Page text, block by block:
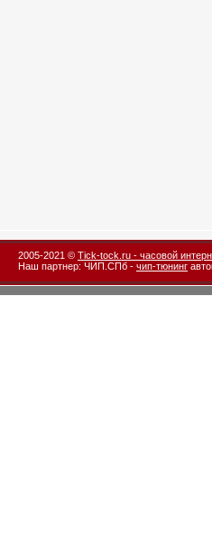
2005-2021 © Tick-tock.ru - часовой
Наш партнер: ЧИП.СПб - чип-тюнинг